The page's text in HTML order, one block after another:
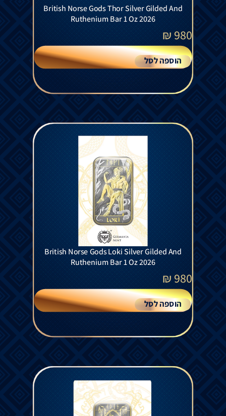
British Norse Gods Thor Silver Gilded And
Ruthenium Bar 1 Oz 2026
980
₪
הוספה לסל
British Norse Gods Loki Silver Gilded And
Ruthenium Bar 1 Oz 2026
980
₪
הוספה לסל